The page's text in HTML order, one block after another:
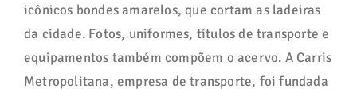
icônicos bondes amarelos, que cortam as ladeiras
da cidade. Fotos, uniformes, títulos de transporte e
equipamentos também compõem o acervo. A Carris
Metropolitana, empresa de transporte, foi fundada